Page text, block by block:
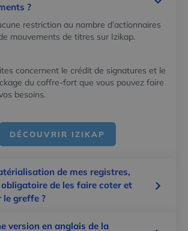
?
restriction au nombre d’actionnaires
mouvements de titres sur Izikap.
concernent le crédit de signatures et le
du coffre-fort que vous pouvez faire
besoins.
DÉCOUVRIR IZIKAP
de mes registres,
de les faire coter et
le greffe ?
version en anglais de la